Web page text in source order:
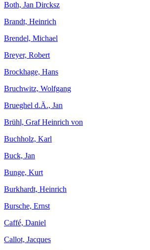
Both, Jan Dircksz
Brandt, Heinrich
Brendel, Michael
Breyer, Robert
Brockhage, Hans
Bruchwitz, Wolfgang
Brueghel d.Ä., Jan
Brühl, Graf Heinrich von
Buchholz, Karl
Buck, Jan
Bunge, Kurt
Burkhardt, Heinrich
Bursche, Ernst
Caffé, Daniel
Callot, Jacques